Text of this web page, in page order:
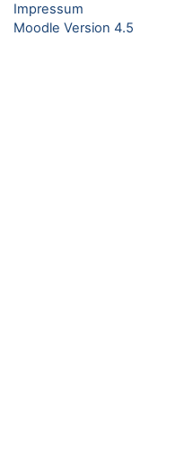
Impressum
Moodle Version 4.5